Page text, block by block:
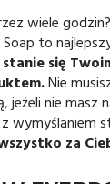
wiele
to
stanie się
Nie
jeżeli nie masz
wymyślaniem
za